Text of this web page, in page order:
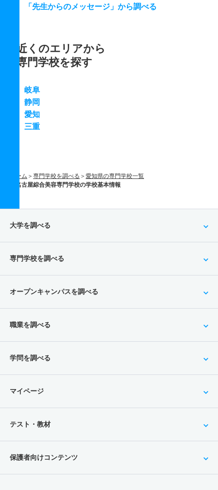
「先生からのメッセージ」から調べる
近くのエリアから
専門学校を探す
岐阜
静岡
愛知
三重
ホーム 専門学校を調べる
愛知県の専門学校一覧
名古屋綜合美容専門学校の学校基本情報
大学を調べる
専門学校を調べる
オープンキャンパスを調べる
職業を調べる
学問を調べる
マイページ
テスト・教材
保護者向けコンテンツ